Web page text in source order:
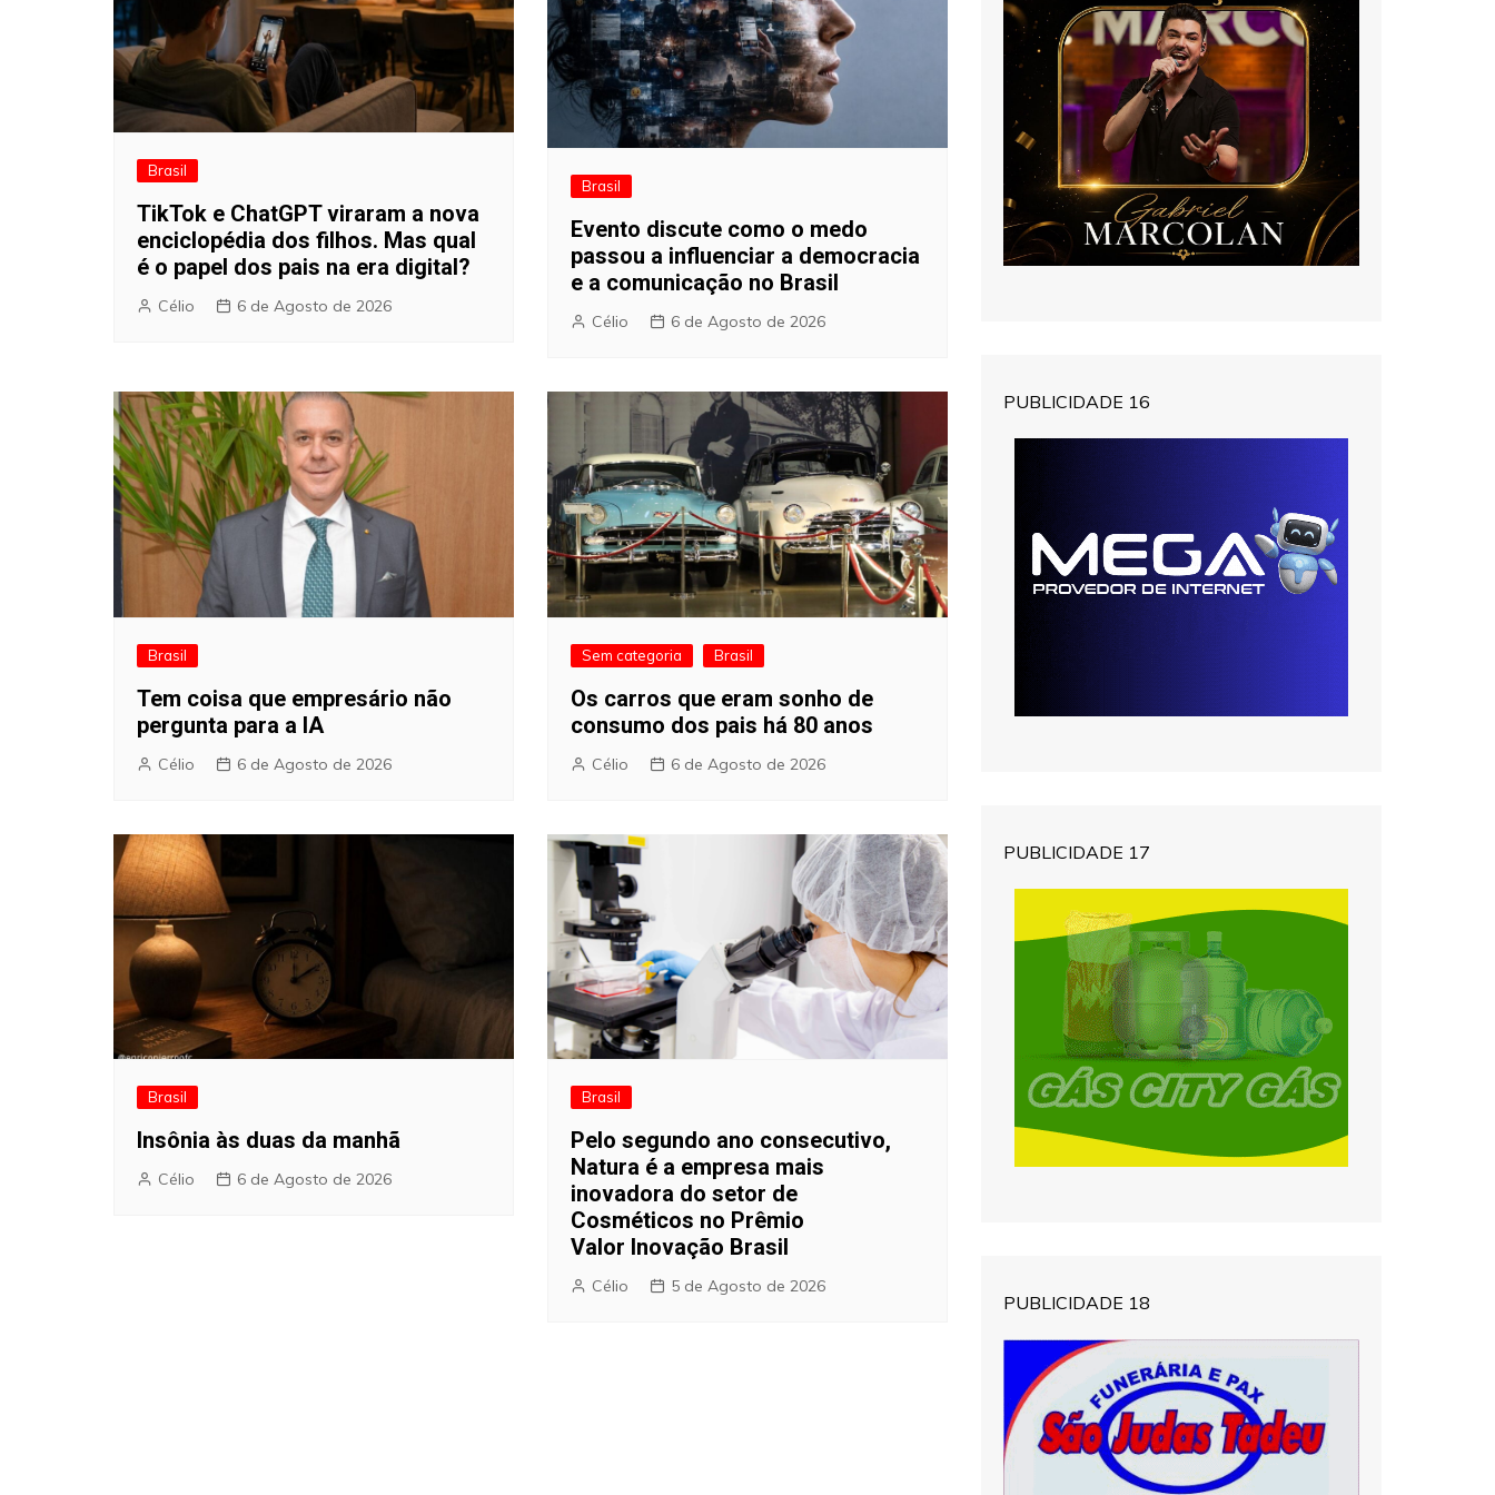
Brasil
TikTok e ChatGPT viraram a nova
enciclopédia dos filhos. Mas qual
é o papel dos pais na era digital?
Célio 6 de Agosto de 2026
Brasil
Evento discute como o medo
passou a influenciar a democracia
e a comunicação no Brasil
Célio 6 de Agosto de 2026
Brasil
Tem coisa que empresário não
pergunta para a IA
Célio 6 de Agosto de 2026
Sem categoria Brasil
Os carros que eram sonho de
consumo dos pais há 80 anos
Célio 6 de Agosto de 2026
Brasil
Insônia às duas da manhã
Célio 6 de Agosto de 2026
Brasil
Pelo segundo ano consecutivo,
Natura é a empresa mais
inovadora do setor de
Cosméticos no Prêmio
Valor Inovação Brasil
Célio 5 de Agosto de 2026
PUBLICIDADE 16
PUBLICIDADE 17
PUBLICIDADE 18